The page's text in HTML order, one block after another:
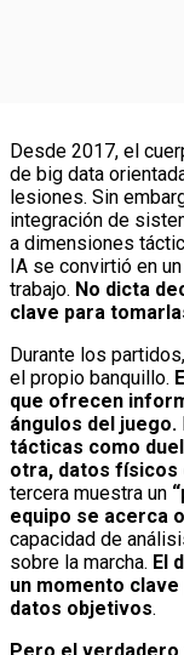
Desde 2017, el
de big data
lesiones. Sin
integración de
a dimensiones
IA se convirtió en
trabajo. No dicta
clave para
Durante los
el propio banquillo.
que ofrecen
ángulos del juego.
tácticas como
otra, datos físicos
tercera muestra un
equipo se acerca
capacidad de
sobre la marcha. El
un momento
datos objetivos.